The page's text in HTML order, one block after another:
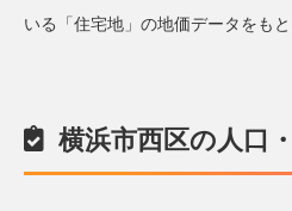
いる「住宅地」の地価データをもと
横浜市西区の人口